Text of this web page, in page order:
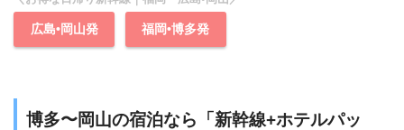
広島•岡山発 福岡•博多発
博多〜岡山の宿泊なら「新幹線+ホテルパッ